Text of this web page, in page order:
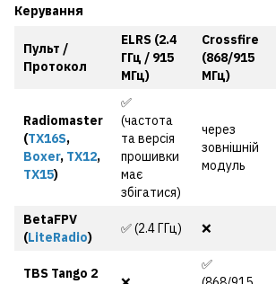
Керування
Пульт /
Протокол
ELRS (2.4
ГГц / 915
МГц)
Crossfire
(868/915
МГц)
Radiomaster
(TX16S,
Boxer, TX12,
TX15)
✅
(частота
та версія
прошивки
має
збігатися)
через
зовнішній
модуль
BetaFPV
(LiteRadio)
✅ (2.4 ГГц) ❌
TBS Tango 2
✅